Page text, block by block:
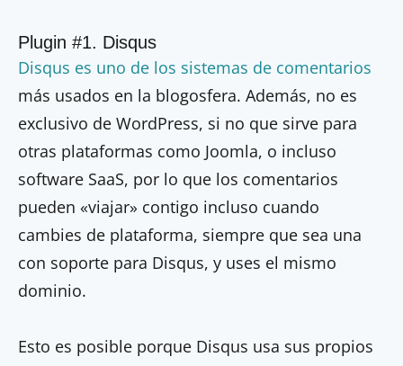
Plugin #1. Disqus
Disqus es uno de los sistemas de comentarios
más usados en la blogosfera. Además, no es
exclusivo de WordPress, si no que sirve para
otras plataformas como Joomla, o incluso
software SaaS, por lo que los comentarios
pueden «viajar» contigo incluso cuando
cambies de plataforma, siempre que sea una
con soporte para Disqus, y uses el mismo
dominio.
Esto es posible porque Disqus usa sus propios